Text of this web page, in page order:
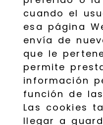
cuando el
esa página
envía de
que le
permite
información
función de
Las cookies
llegar a